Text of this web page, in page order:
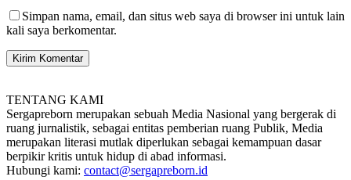
Simpan nama, email, dan situs web saya di browser ini untuk lain
kali saya berkomentar.
TENTANG KAMI
Sergapreborn merupakan sebuah Media Nasional yang bergerak di
ruang jurnalistik, sebagai entitas pemberian ruang Publik, Media
merupakan literasi mutlak diperlukan sebagai kemampuan dasar
berpikir kritis untuk hidup di abad informasi.
Hubungi kami: contact@sergapreborn.id